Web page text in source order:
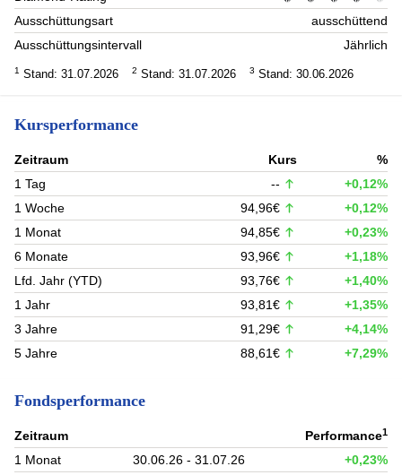
Ausschüttungsart
ausschüttend
Ausschüttungsintervall
Jährlich
1 Stand: 31.07.2026 2 Stand: 31.07.2026 3 Stand: 30.06.2026
Kursperformance
Zeitraum Kurs
%
1 Tag
--
+0,12%
1 Woche
94,96€
+0,12%
1 Monat
94,85€
+0,23%
6 Monate
93,96€
+1,18%
Lfd. Jahr (YTD)
93,76€
+1,40%
1 Jahr
93,81€
+1,35%
3 Jahre
91,29€
+4,14%
5 Jahre
88,61€ +7,29%
Fondsperformance
Zeitraum Performance1
1 Monat 30.06.26 - 31.07.26
+0,23%